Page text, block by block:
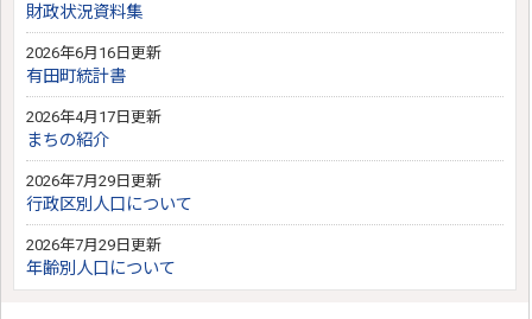
財政状況資料集
2026年6月16日更新
有田町統計書
2026年4月17日更新
まちの紹介
2026年7月29日更新
行政区別人口について
2026年7月29日更新
年齢別人口について